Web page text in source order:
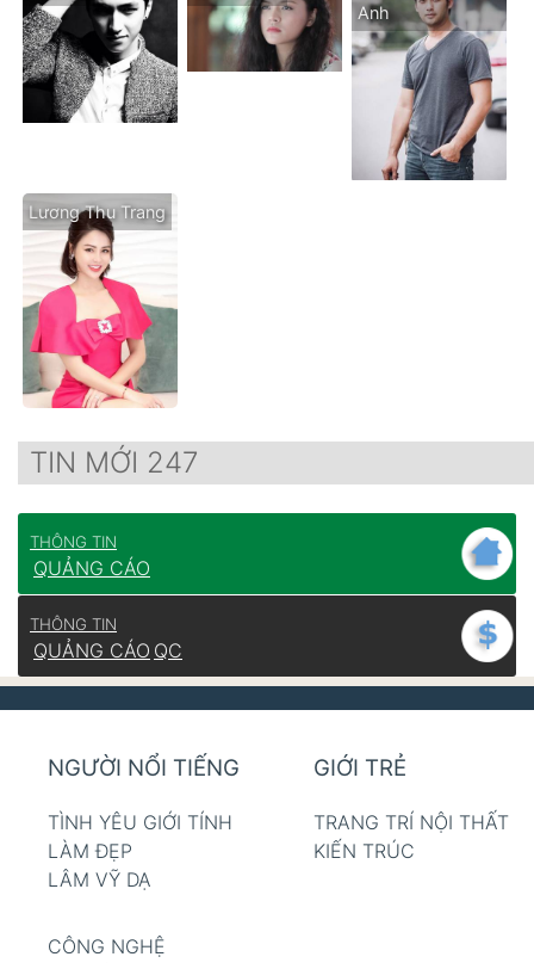
Anh
Lương Thu Trang
TIN MỚI 247
THÔNG TIN
QUẢNG CÁO
THÔNG TIN
QUẢNG CÁO QC
NGƯỜI NỔI TIẾNG
TÌNH YÊU GIỚI TÍNH
LÀM ĐẸP
LÂM VỸ DẠ
GIỚI TRẺ
TRANG TRÍ NỘI THẤT
KIẾN TRÚC
CÔNG NGHỆ